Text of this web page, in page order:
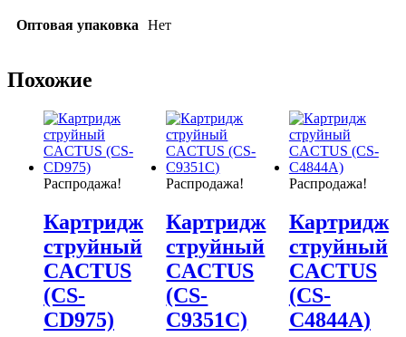
Оптовая упаковка Нет
Похожие
Распродажа!
Картридж
струйный
CACTUS
(CS-
CD975)
Распродажа!
Картридж
струйный
CACTUS
(CS-
C9351C)
Распродажа!
Картридж
струйный
CACTUS
(CS-
C4844A)